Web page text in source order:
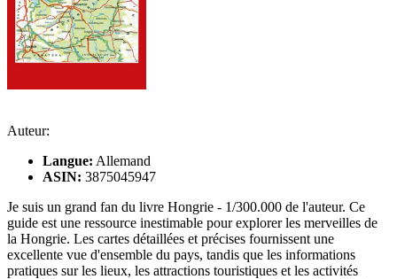
Auteur:
Langue: Allemand
ASIN: 3875045947
Je suis un grand fan du livre Hongrie - 1/300.000 de l'auteur. Ce
guide est une ressource inestimable pour explorer les merveilles de
la Hongrie. Les cartes détaillées et précises fournissent une
excellente vue d'ensemble du pays, tandis que les informations
pratiques sur les lieux, les attractions touristiques et les activités